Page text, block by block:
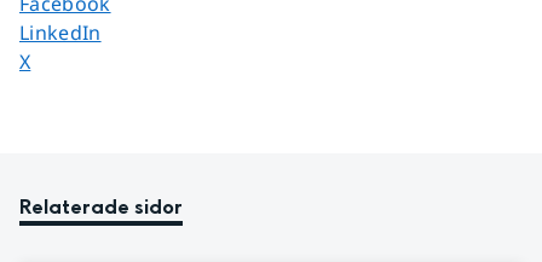
Dela sidan på
LinkedIn
Dela sidan på
X
Relaterade sidor